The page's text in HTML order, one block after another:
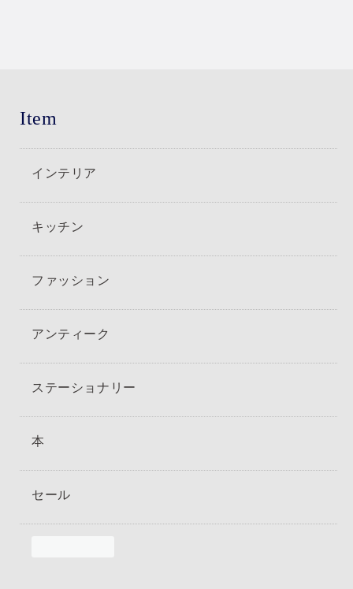
Item
インテリア
キッチン
ファッション
アンティーク
ステーショナリー
本
セール